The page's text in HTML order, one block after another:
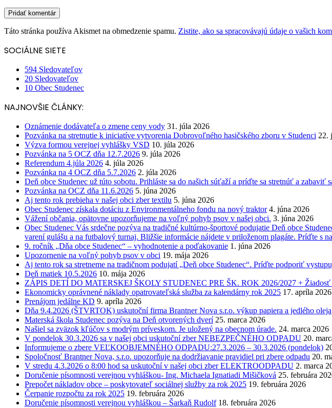
Táto stránka používa Akismet na obmedzenie spamu. Zistite, ako sa spracovávajú údaje o vašich
SOCIÁLNE SIETE
594 Sledovateľov
20 Sledovateľov
10 Obec Studenec
NAJNOVŠIE ČLÁNKY:
Oznámenie dodávateľa o zmene ceny vody 31. júla 2026
Pozvánka na stretnutie k iniciatíve vytvorenia Dobrovoľného hasičského zboru v Studenci 22.
Výzva formou verejnej vyhlášky VSD 10. júla 2026
Pozvánka na 5 OCZ dňa 12.7.2026 9. júla 2026
Referendum 4.júla 2026 4. júla 2026
Pozvánka na 4 OCZ dňa 5.7.2026 2. júla 2026
Deň obce Studenec už túto sobotu. Prihláste sa do našich súťaží a príďte sa stretnúť a zabaviť
Pozvánka na OCZ dňa 11.6.2026 5. júna 2026
Aj tento rok prebieha v našej obci zber textilu 5. júna 2026
Obec Studenec získala dotáciu z Environmentálneho fondu na nový traktor 4. júna 2026
Vážení občania, opätovne upozorňujeme na voľný pohyb psov v našej obci. 3. júna 2026
Obec Studenec Vás srdečne pozýva na tradičné kultúrno-športové podujatie Deň obce
varení gulášu a na futbalový turnaj. Bližšie informácie nájdete v priloženom plagáte. Príďte s
9. ročník „Dňa obce Studenec“ – vyhodnotenie a poďakovanie 1. júna 2026
Upozornenie na voľný pohyb psov v obci 19. mája 2026
Aj tento rok sa stretneme na tradičnom podujatí „Deň obce Studenec“. Príďte podporiť
Deň matiek 10.5.2026 10. mája 2026
ZÁPIS DETÍ DO MATERSKEJ ŠKOLY STUDENEC PRE ŠK. ROK 2026/2027 + Žiadosť
Ekonomicky oprávnené náklady opatrovateľská služba za kalendárny rok 2025 17. apríla 2026
Prenájom jedálne KD 9. apríla 2026
Dňa 9.4.2026 (ŠTVRTOK) uskutoční firma Brantner Nova s.r.o. výkup papiera a jedlého oleja
Materská škola Studenec pozýva na Deň otvorených dverí 25. marca 2026
Našiel sa zväzok kľúčov s modrým príveskom. Je uložený na obecnom úrade. 24. marca 2026
V pondelok 30.3.2026 sa v našej obci uskutoční zber NEBEZPEČNÉHO ODPADU 20.
Informujeme o zbere VEĽKOOBJEMNÉHO ODPADU:27.3.2026 – 30.3.2026 (pondelok)
Spoločnosť Brantner Nova, s.r.o. upozorňuje na dodržiavanie pravidiel pri zbere odpadu 20.
V stredu 4.3.2026 o 8:00 hod sa uskutoční v našej obci zber ELEKTROODPADU 2. marca
Doručenie písomnosti verejnou vyhláškou- Ing. Michaela Ignatiadi Mišičková 25. februára
Prepočet nákladov obce – poskytovateľ sociálnej služby za rok 2025 19. februára 2026
Čerpanie rozpočtu za rok 2025 19. februára 2026
Doručenie písomnosti verejnou vyhláškou – Šarkaň Rudolf 18. februára 2026